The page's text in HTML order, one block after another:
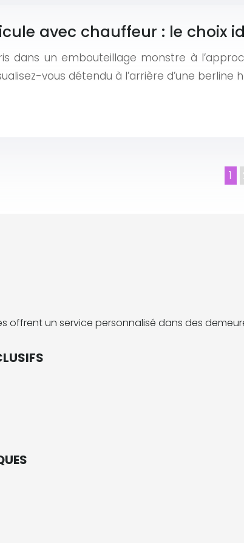
avec chauffeur : le choix
dans un embouteillage monstre à
vous détendu à l’arrière d’une
1
offrent un service personnalisé dans des